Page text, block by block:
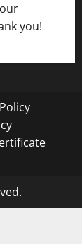
you!